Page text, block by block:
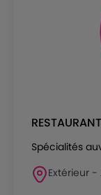
Spécialités
Extérieur -